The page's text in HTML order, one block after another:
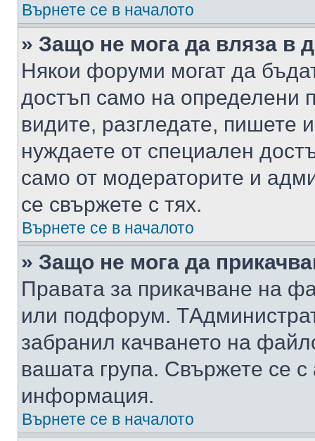
Върнете се в началото
» Защо не мога да вляза в
Някои форуми могат да
достъп само на определени
видите, разгледате, пишете
нуждаете от специален
само от модераторите и
се свържете с тях.
Върнете се в началото
» Защо не мога да
Правата за прикачване на
или подфорум.
забранил качването на
вашата група. Свържете се
информация.
Върнете се в началото